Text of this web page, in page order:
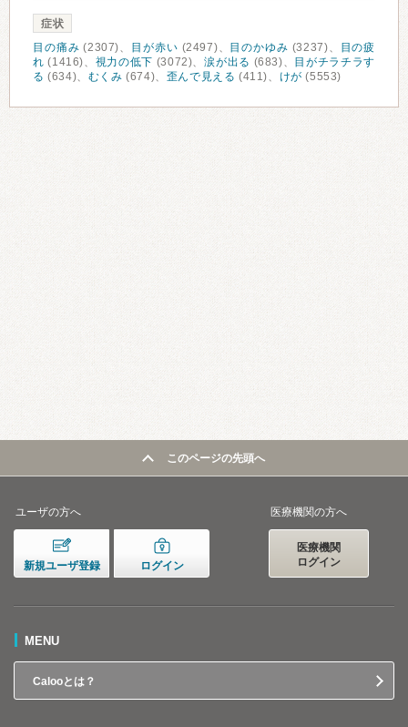
症状
目の痛み (2307)、 目が赤い (2497)、 目のかゆみ (3237)、
目の疲
れ (1416)、 視力の低下 (3072)、涙が出る (683)、
目がチラチラす
る (634)、 むくみ (674)、 歪んで見える (411)、 けが (5553)
このページの先頭へ
ユーザの方へ
新規ユーザ登録 ログイン
医療機関の方へ
医療機関
ログイン
MENU
Calooとは？